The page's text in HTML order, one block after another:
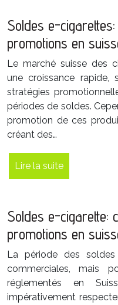
Soldes e-
promotions en
Le marché suisse des
une croissance
stratégies
périodes de soldes.
promotion de ces
créant des…
Lire la suite
Soldes e-cigarette:
promotions en
La période des soldes
commerciales, mais
réglementés en
impérativement